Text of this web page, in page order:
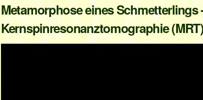
Metamorphose eines
Kernspinresonanztomographie